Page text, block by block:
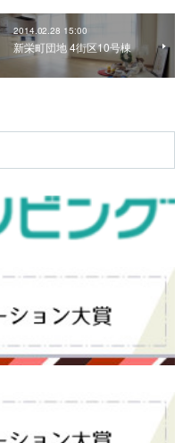
2014.02.28 15:00
新栄町団地 4街区10号棟